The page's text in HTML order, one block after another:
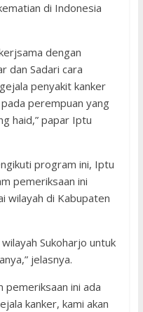
di Indonesia
dengan
dan Sadari cara
penyakit kanker
perempuan yang
haid,” papar Iptu
program ini, Iptu
pemeriksaan ini
wilayah di Kabupaten
Sukoharjo untuk
jelasnya.
pemeriksaan ini ada
kanker, kami akan